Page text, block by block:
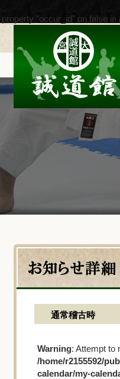
"occur_id" on false in
通常稽古時
Warning: Attempt to
/home/r2155592/
calendar/my-